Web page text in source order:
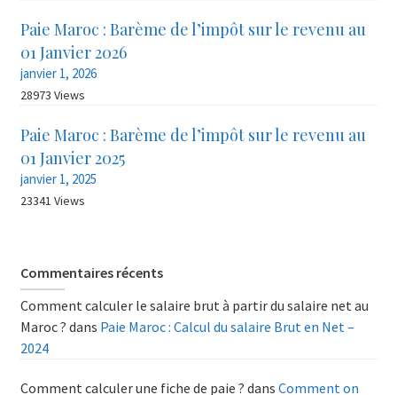
Paie Maroc : Barème de l’impôt sur le revenu au
01 Janvier 2026
janvier 1, 2026
28973 Views
Paie Maroc : Barème de l’impôt sur le revenu au
01 Janvier 2025
janvier 1, 2025
23341 Views
Commentaires récents
Comment calculer le salaire brut à partir du salaire net au
Maroc ? dans Paie Maroc : Calcul du salaire Brut en Net –
2024
Comment calculer une fiche de paie ? dans Comment on